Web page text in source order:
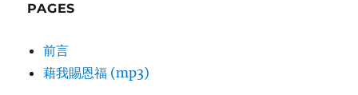
PAGES
前言
藉我賜恩福 (mp3)